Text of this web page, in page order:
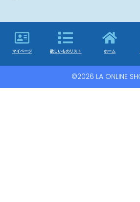
マイページ 欲しいものリスト ホーム
©2026 LA ONLINE